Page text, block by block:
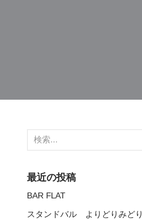
最近の投稿
BAR FLAT
スタンドバル よりどりみどり